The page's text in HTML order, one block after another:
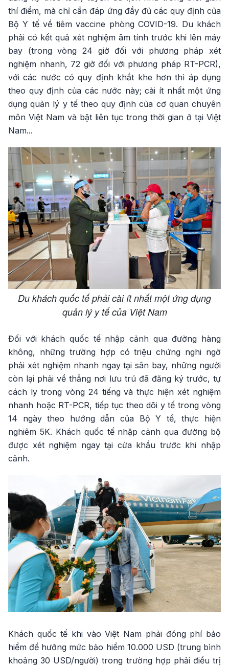
thí điểm, mà chỉ cần đáp ứng đầy đủ các quy định của
Bộ Y tế về tiêm vaccine phòng COVID-19. Du khách
phải có kết quả xét nghiệm âm tính trước khi lên máy
bay (trong vòng 24 giờ đối với phương pháp xét
nghiệm nhanh, 72 giờ đối với phương pháp RT-PCR),
với các nước có quy định khắt khe hơn thì áp dụng
theo quy định của các nước này; cài ít nhất một ứng
dụng quản lý y tế theo quy định của cơ quan chuyên
môn Việt Nam và bật liên tục trong thời gian ở tại Việt
Nam...
Du khách quốc tế phải cài ít nhất một ứng dụng
quản lý y tế của Việt Nam
Đối với khách quốc tế nhập cảnh qua đường hàng
không, những trường hợp có triệu chứng nghi ngờ
phải xét nghiệm nhanh ngay tại sân bay, những người
còn lại phải về thẳng nơi lưu trú đã đăng ký trước, tự
cách ly trong vòng 24 tiếng và thực hiện xét nghiệm
nhanh hoặc RT-PCR, tiếp tục theo dõi y tế trong vòng
14 ngày theo hướng dẫn của Bộ Y tế, thực hiện
nghiêm 5K. Khách quốc tế nhập cảnh qua đường bộ
được xét nghiệm ngay tại cửa khẩu trước khi nhập
cảnh.
Khách quốc tế khi vào Việt Nam phải đóng phí bảo
hiểm để hưởng mức bảo hiểm 10.000 USD (trung bình
khoảng 30 USD/người) trong trường hợp phải điều trị